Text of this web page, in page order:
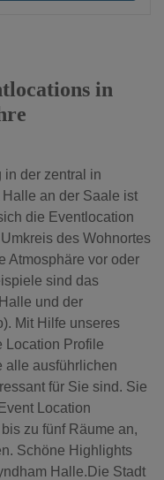
in
in der zentral in
an der Saale ist
die Eventlocation
des Wohnortes
Atmosphäre vor oder
sind das
und der
Mit Hilfe unseres
Location Profile
alle ausführlichen
für Sie sind. Sie
Location
zu fünf Räume an,
Schöne Highlights
Halle.Die Stadt